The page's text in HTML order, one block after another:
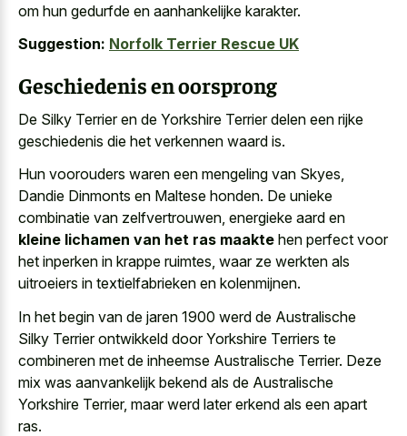
om hun gedurfde en aanhankelijke karakter.
Suggestion: Norfolk Terrier Rescue UK
Geschiedenis en oorsprong
De Silky Terrier en de Yorkshire Terrier delen een rijke
geschiedenis die het verkennen waard is.
Hun voorouders waren een mengeling van Skyes,
Dandie Dinmonts en Maltese honden. De unieke
combinatie van zelfvertrouwen, energieke aard en
kleine lichamen van het ras maakte hen perfect voor
het inperken in krappe ruimtes, waar ze werkten als
uitroeiers in textielfabrieken en kolenmijnen.
In het begin van de jaren 1900 werd de Australische
Silky Terrier ontwikkeld door Yorkshire Terriers te
combineren met de inheemse Australische Terrier. Deze
mix was aanvankelijk bekend als de Australische
Yorkshire Terrier, maar werd later erkend als een apart
ras.